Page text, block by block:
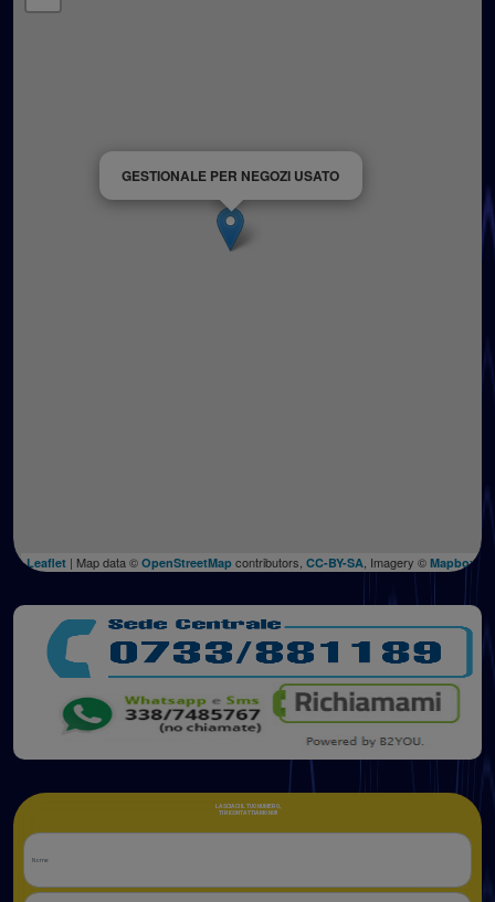
GESTIONALE PER NEGOZI USATO
Leaflet | Map data © OpenStreetMap contributors, CC-BY-SA , Imagery © Mapbox
LASCIACI IL TUO NUMERO,
TI RICONTATTIAMO NOI!